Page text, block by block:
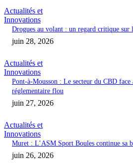
Actualités et
Innovations
Drogues au volant : un regard critique sur
juin 28, 2026
Actualités et
Innovations
Pont-à-Mousson : Le secteur du CBD face
réglementaire flou
juin 27, 2026
Actualités et
Innovations
Muret : L’ASM Sport Boules continue sa
juin 26, 2026